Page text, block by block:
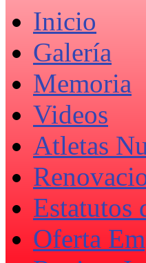
Inicio
Galería
Memoria
Videos
Atletas
Estatutos
Oferta